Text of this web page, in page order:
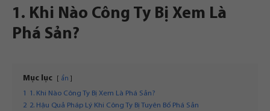
1. Khi Nào Công Ty Bị Xem Là
Phá Sản?
Mục lục ẩn
1
1. Khi Nào Công Ty Bị Xem Là Phá Sản?
2 2. Hậu Quả Pháp Lý Khi Công Ty Bị Tuyên Bố Phá Sản